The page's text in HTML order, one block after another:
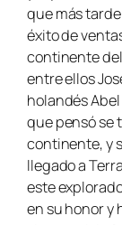
que más
éxito de
continente
entre ellos
holandés
que pensó se
continente, y
llegado a
este
en su honor y